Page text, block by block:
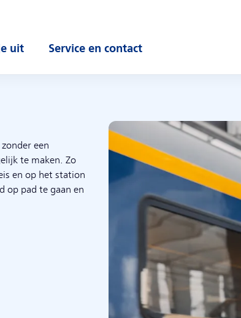
uit
Service en contact
een
te maken. Zo
en op het station
op pad te gaan en